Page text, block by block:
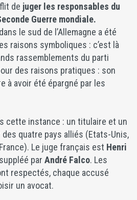
de juger les responsables du
Guerre mondiale.
le sud de l’Allemagne a été
raisons symboliques : c’est là
rassemblements du parti
des raisons pratiques : son
à avoir été épargné par les
cette instance : un titulaire et un
quatre pays alliés (Etats-Unis,
Le juge français est Henri
par André Falco. Les
respectés, chaque accusé
un avocat.